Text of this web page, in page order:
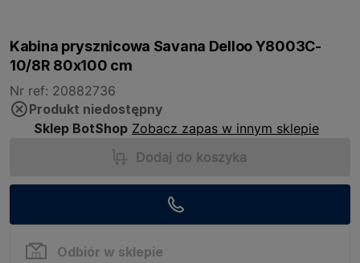
Kabina prysznicowa Savana Delloo Y8003C-
10/8R 80x100 cm
Nr ref: 20882736
Produkt niedostępny
Sklep BotShop Zobacz zapas w innym sklepie
Dodaj do koszyka
Odbiór w sklepie